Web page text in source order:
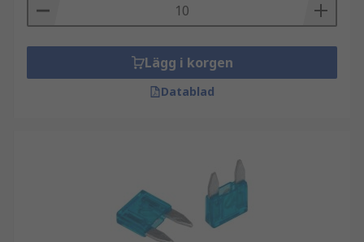
Lägg i korgen
Datablad